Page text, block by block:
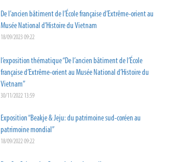
De l’ancien bâtiment de l’École française d’Extrême-orient au
Musée National d’Histoire du Vietnam
18/09/2023 09:22
l’exposition thématique “De l’ancien bâtiment de l’École
française d’Extrême-orient au Musée National d’Histoire du
Vietnam”
30/11/2022 13:59
Exposition “Beakje & Jeju: du patrimoine sud-coréen au
patrimoine mondial”
18/09/2022 09:22